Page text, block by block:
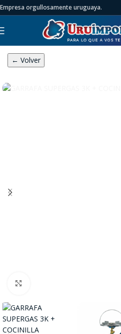
Empresa orgullosamente uruguaya.
← Volver